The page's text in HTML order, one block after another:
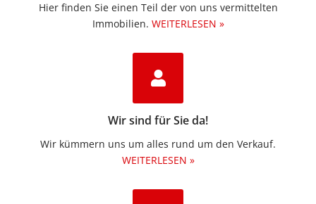
Hier finden Sie einen Teil der von uns vermittelten
Immobilien.​ WEITERLESEN »
Wir sind für Sie da!
Wir kümmern uns um alles rund um den Verkauf.
WEITERLESEN »